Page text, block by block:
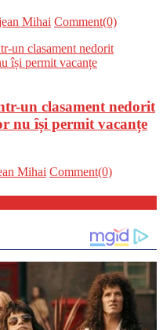
Mihai Comment(0)
un clasament nedorit
nu își permit vacanțe
Mihai Comment(0)